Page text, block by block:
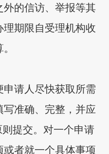
的信访、举报等其
期限自受理机构收
请人尽快获取所需
准确、完整，并应
提交。对一个申请
者就一个具体事项